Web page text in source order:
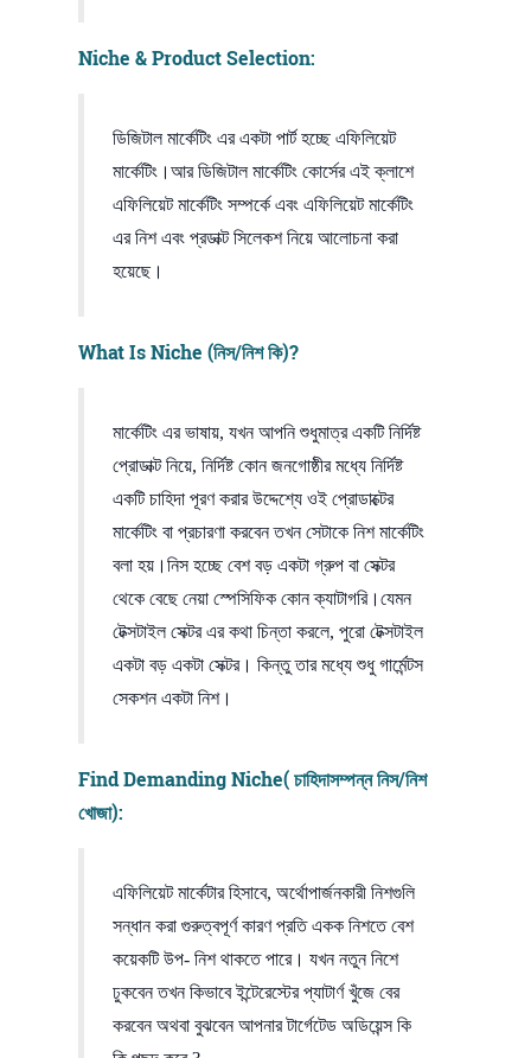
Niche & Product Selection:
ডিজিটাল মার্কেটিং এর একটা পার্ট হচ্ছে এফিলিয়েট
মার্কেটিং।আর ডিজিটাল মার্কেটিং কোর্সের এই ক্লাশে
এফিলিয়েট মার্কেটিং সম্পর্কে এবং এফিলিয়েট মার্কেটিং
এর নিশ এবং প্রডাক্ট সিলেকশ নিয়ে আলোচনা করা
হয়েছে।
What Is Niche (নিস/নিশ কি)?
মার্কেটিং এর ভাষায়, যখন আপনি শুধুমাত্র একটি নির্দিষ্ট
প্রোডাক্ট নিয়ে, নির্দিষ্ট কোন জনগোষ্ঠীর মধ্যে নির্দিষ্ট
একটি চাহিদা পূরণ করার উদ্দেশ্যে ওই প্রোডাক্টের
মার্কেটিং বা প্রচারণা করবেন তখন সেটাকে নিশ মার্কেটিং
বলা হয়।নিস হচ্ছে বেশ বড় একটা গ্রুপ বা সেক্টর
থেকে বেছে নেয়া স্পেসিফিক কোন ক্যাটাগরি।যেমন
টেক্সটাইল সেক্টর এর কথা চিন্তা করলে, পুরো টেক্সটাইল
একটা বড় একটা সেক্টর। কিন্তু তার মধ্যে শুধু গার্মেন্টস
সেকশন একটা নিশ।
Find Demanding Niche( চাহিদাসম্পন্ন নিস/নিশ
খোজা):
এফিলিয়েট মার্কেটার হিসাবে, অর্থোপার্জনকারী নিশগুলি
সন্ধান করা গুরুত্বপূর্ণ কারণ প্রতি একক নিশতে বেশ
কয়েকটি উপ- নিশ থাকতে পারে। যখন নতুন নিশে
ঢুকবেন তখন কিভাবে ইন্টেরেস্টের প্যাটার্ণ খুঁজে বের
করবেন অথবা বুঝবেন আপনার টার্গেটেড অডিয়েন্স কি